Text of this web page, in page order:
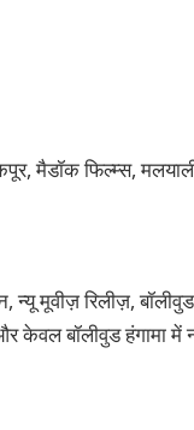
मैडॉक फिल्म्स,
मूवीज़ रिलीज़,
बॉलीवुड हंगामा में